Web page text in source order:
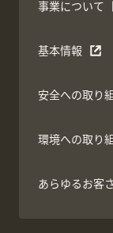
事業について
基本情報
安全への取り
環境への取り
あらゆるお客